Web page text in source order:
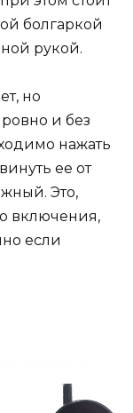
болгаркой
рукой.
но
ровно и без
нажать
ее от
Это,
включения,
если